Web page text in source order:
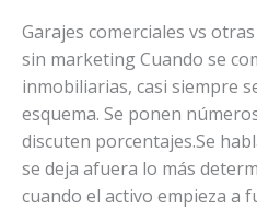
y
comportamiento
patrimonial
a
largo
plazo
Garajes comerciales vs
sin marketing Cuando se
inmobiliarias, casi siempre
esquema. Se ponen
discuten porcentajes.Se
se deja afuera lo más
cuando el activo empieza a